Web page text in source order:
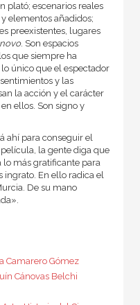
plató; escenarios reales
elementos añadidos;
preexistentes, lugares
. Son espacios
que siempre ha
único que el espectador
y las
la acción y el carácter
ellos. Son signo y
ahí para conseguir el
la gente diga que
lo más gratificante para
ingrato. En ello radica el
De su mano
Camarero Gómez
Cánovas Belchi